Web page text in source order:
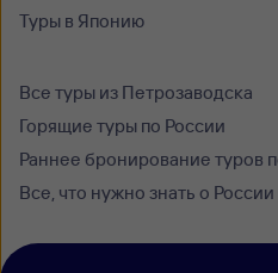
Туры в Японию
Все туры из Петрозаводска
Горящие туры по России
Раннее бронирование туров
Все, что нужно знать о